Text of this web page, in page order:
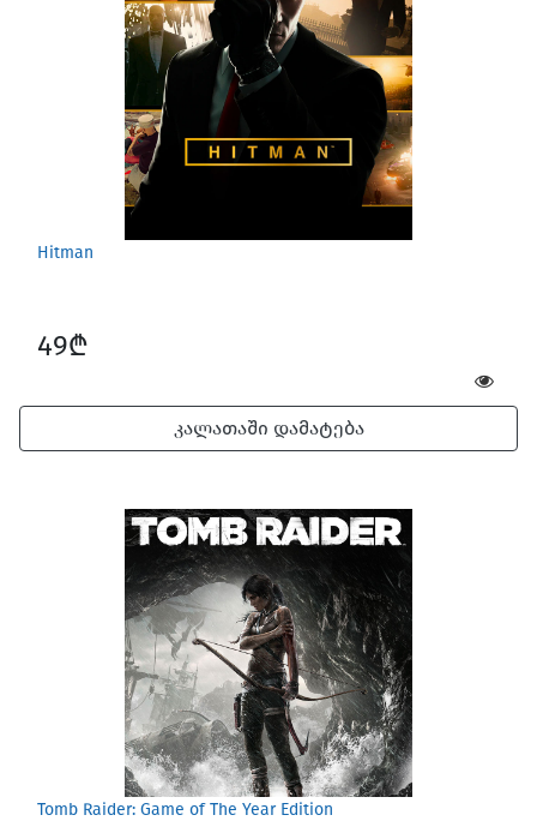
Hitman
49₾
კალათაში დამატება
Tomb Raider: Game of The Year Edition